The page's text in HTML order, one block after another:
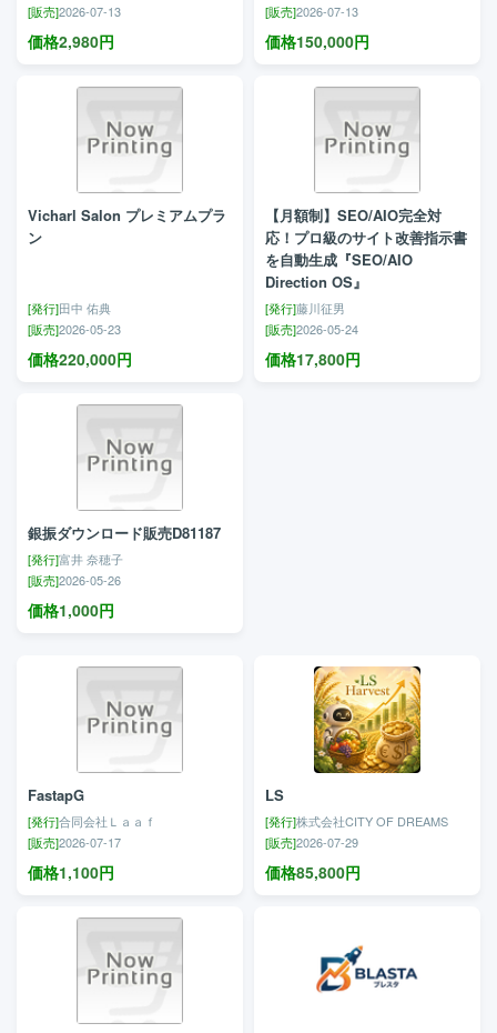
[販売]2026-07-13
価格2,980円
[販売]2026-07-13
価格150,000円
Vicharl Salon プレミアムプラ
ン
[発行]田中 佑典
[販売]2026-05-23
価格220,000円
【月額制】SEO/AIO完全対
応！プロ級のサイト改善指示書
を自動生成『SEO/AIO
Direction OS』
[発行]藤川征男
[販売]2026-05-24
価格17,800円
銀振ダウンロード販売D81187
[発行]富井 奈穂子
[販売]2026-05-26
価格1,000円
FastapG
[発行]合同会社Ｌａａｆ
[販売]2026-07-17
価格1,100円
LS
[発行]株式会社CITY OF DREAMS
[販売]2026-07-29
価格85,800円